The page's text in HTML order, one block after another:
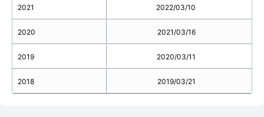
2021
2020
2019
2018
2022/03/10
2021/03/16
2020/03/11
2019/03/21